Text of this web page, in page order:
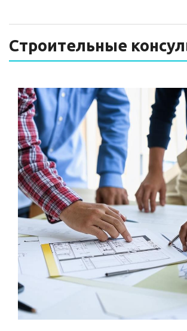
СТРОИТЕЛЬНЫЙ АУДИТ
ЭКСПЛУАТАЦИЯ
НОРМАТИВНЫЕ ДОКУМЕНТЫ
О НАС
ПРЕССА
РЕЕСТРЫ
Строительные